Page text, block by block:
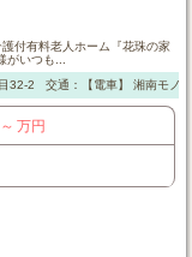
付有料老人ホーム『花珠の家
いつも...
32-2 交通：【電車】 湘南モノ
万円